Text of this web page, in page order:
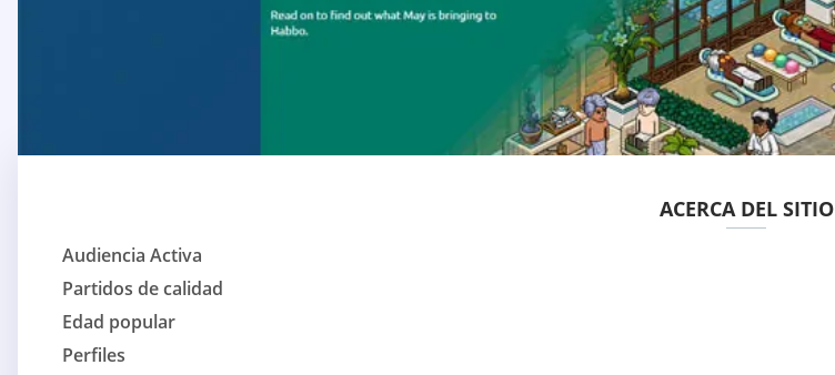
ACERCA DEL SITIO
Audiencia Activa
Partidos de calidad
Edad popular
Perfiles